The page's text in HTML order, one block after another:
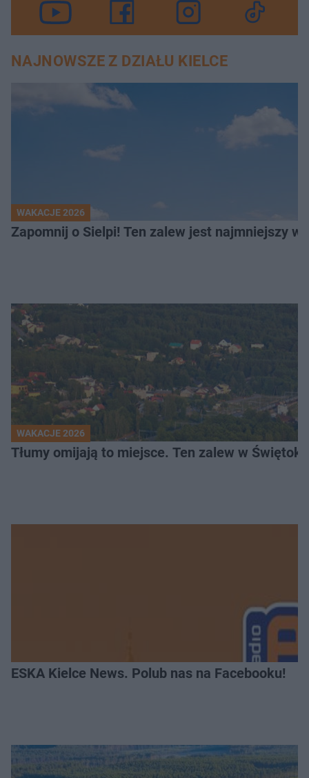
NAJNOWSZE Z DZIAŁU KIELCE
WAKACJE 2026
WAKACJE 2026
Tłumy omijają to miejsce. Ten zalew w
ESKA Kielce News. Polub nas na Facebooku!